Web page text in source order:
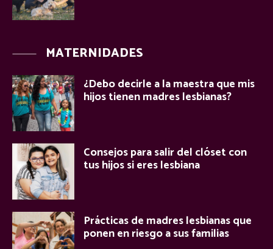
MATERNIDADES
¿Debo decirle a la maestra que mis
hijos tienen madres lesbianas?
Consejos para salir del clóset con
tus hijos si eres lesbiana
Prácticas de madres lesbianas que
ponen en riesgo a sus familias